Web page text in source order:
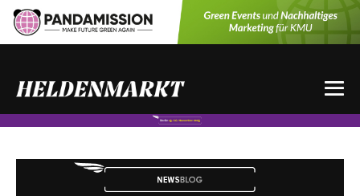
Zum
Inhalt